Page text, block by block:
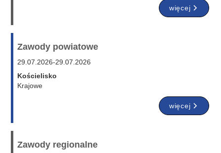
więcej
Zawody powiatowe
29.07.2026-29.07.2026
Kościelisko
Krajowe
więcej
Zawody regionalne